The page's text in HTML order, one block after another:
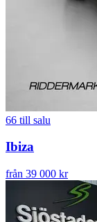
66 till salu
Ibiza
från 39 000 kr